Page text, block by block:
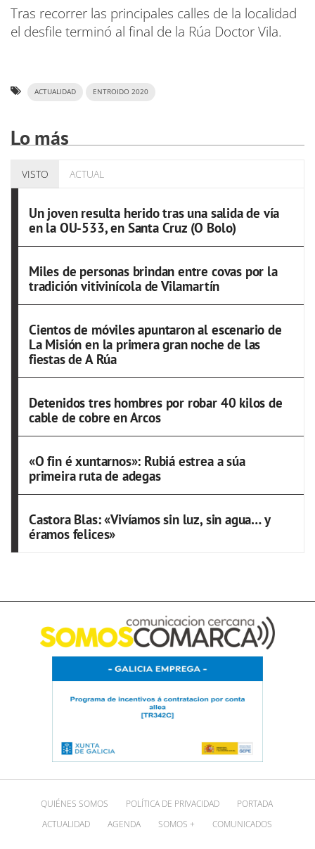
Tras recorrer las principales calles de la localidad
el desfile terminó al final de la Rúa Doctor Vila.
ACTUALIDAD ENTROIDO 2020
Lo más
VISTO ACTUAL
Un joven resulta herido tras una salida de vía
en la OU-533, en Santa Cruz (O Bolo)
Miles de personas brindan entre covas por la
tradición vitivinícola de Vilamartín
Cientos de móviles apuntaron al escenario de
La Misión en la primera gran noche de las
fiestas de A Rúa
Detenidos tres hombres por robar 40 kilos de
cable de cobre en Arcos
«O fin é xuntarnos»: Rubiá estrea a súa
primeira ruta de adegas
Castora Blas: «Vivíamos sin luz, sin agua… y
éramos felices»
QUIÉNES SOMOS POLÍTICA DE PRIVACIDAD
PORTADA
ACTUALIDAD
AGENDA SOMOS + COMUNICADOS